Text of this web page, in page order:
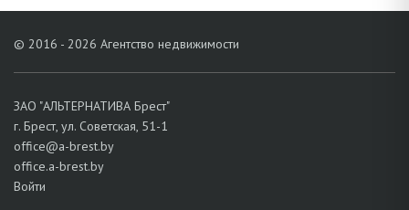
© 2016 - 2026 Агентство недвижимости
ЗАО "АЛЬТЕРНАТИВА Брест"
г. Брест, ул. Советская, 51-1
office@a-brest.by
office.a-brest.by
Войти